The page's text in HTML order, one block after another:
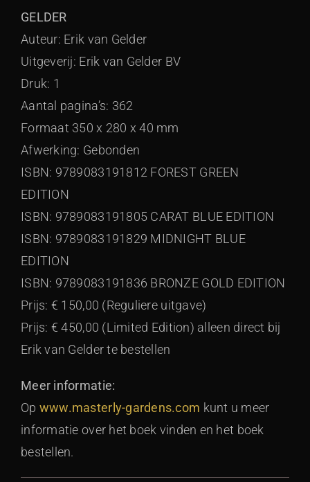
GELDER
Auteur: Erik van Gelder
Uitgeverij: Erik van Gelder BV
Druk: 1
Aantal pagina’s: 362
Formaat 350 x 280 x 40 mm
Afwerking: Gebonden
ISBN: 9789083191812 FOREST GREEN
EDITION
ISBN: 9789083191805 CARAT BLUE EDITION
ISBN: 9789083191829 MIDNIGHT BLUE
EDITION
ISBN: 9789083191836 BRONZE GOLD EDITION
Prijs: € 150,00 (Reguliere uitgave)
Prijs: € 450,00 (Limited Edition) alleen direct bij
Erik van Gelder te bestellen
Meer informatie:
Op www.masterly-gardens.com kunt u meer
informatie over het boek vinden en het boek
bestellen.